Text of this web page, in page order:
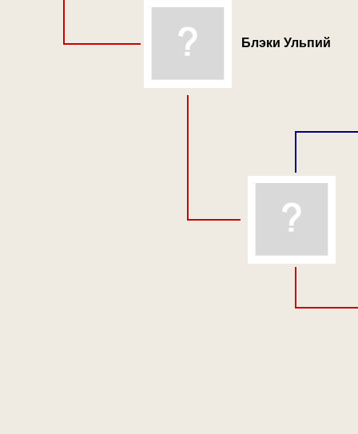
Блэки Ульпий